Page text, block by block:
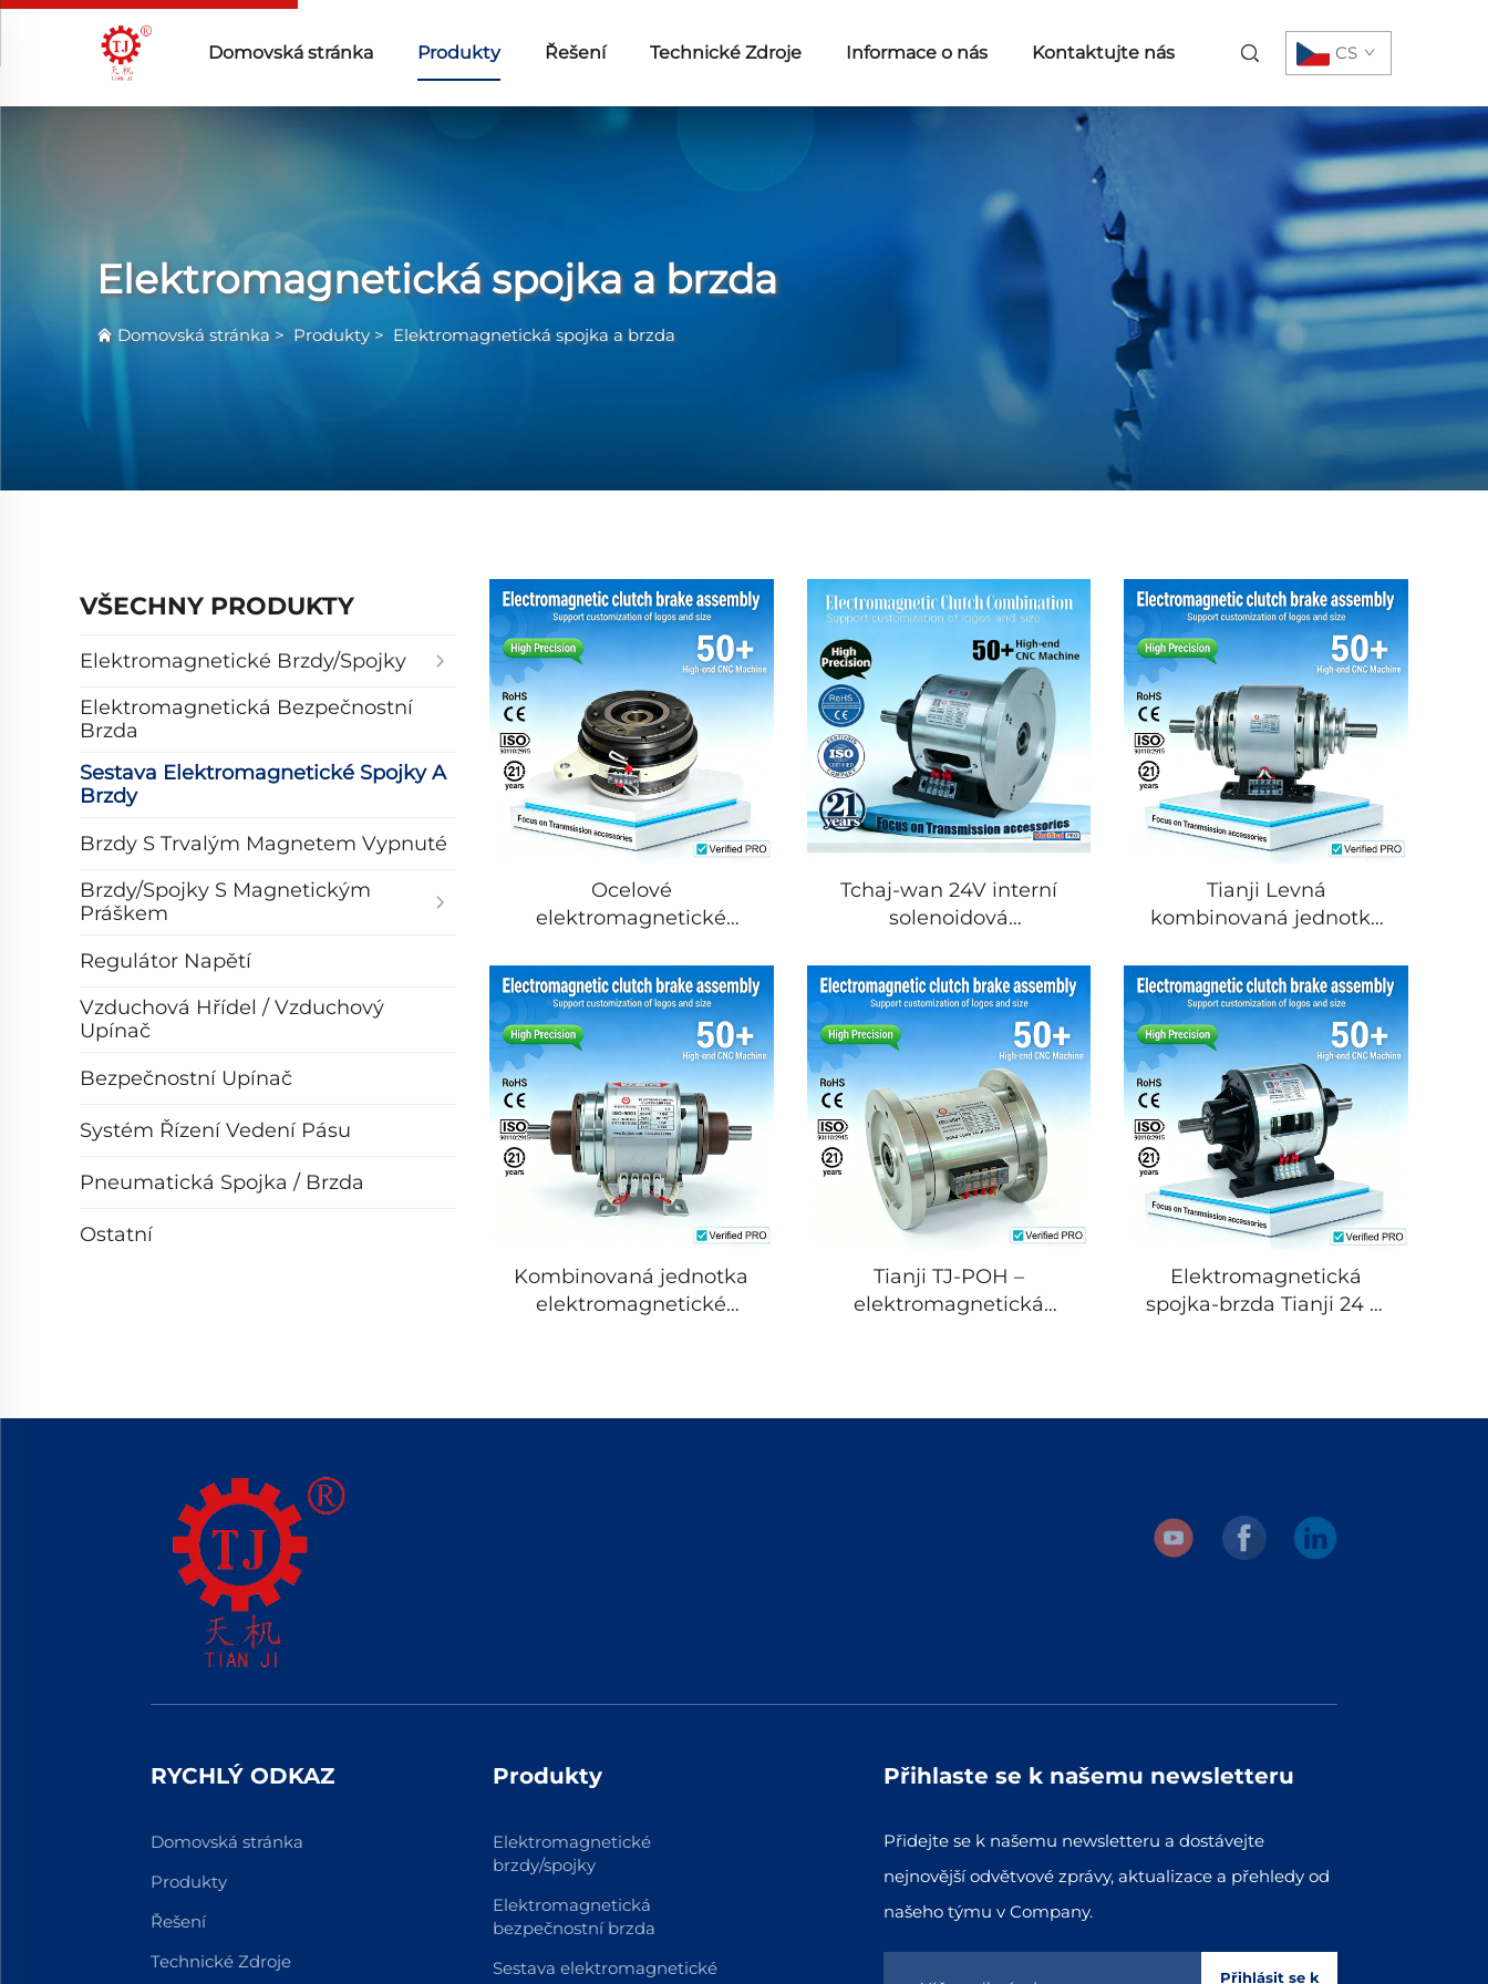
Domovská stránka Produkty Řešení Technické Zdroje Informace o nás Kontaktujte nás CS
Elektromagnetická spojka a brzda
Domovská stránka > Produkty > Elektromagnetická spojka a brzda
VŠECHNY PRODUKTY
Elektromagnetické Brzdy/spojky
Elektromagnetická Bezpečnostní
Brzda
Sestava Elektromagnetické Spojky A
Brzdy
Brzdy S Trvalým Magnetem Vypnuté
Brzdy/spojky S Magnetickým
Práškem
Regulátor Napětí
Vzduchová Hřídel / Vzduchový
Upínač
Bezpečnostní Upínač
Systém Řízení Vedení Pásu
Pneumatická Spojka / Brzda
Ostatní
Ocelové
elektromagnetické
V, značka Tianji, OEM pro
tiskové stroje a
kopírovací zařízení
Tchaj-wan 24V interní
solenoidová
spojková brzdová sestava
přizpůsobitelná vířivá
brzda, systém zpracování
potravin OEM
Tianji Levná
kombinovaná jednotka
spojky a brzdy 24 V DC s
vysokým točivým
momentem, certifikace
ISO/CE, 3000 ot./min. pro
textilní stroje
Kombinovaná jednotka
elektromagnetické
statický krouticí moment,
Tianji TJ-POH –
elektromagnetická
stejnosměrný proud 24 V,
Elektromagnetická
spojka-brzda Tianji 24 V,
RYCHLÝ ODKAZ
Domovská stránka
Produkty
Řešení
Technické Zdroje
Produkty
Elektromagnetické
brzdy/spojky
Elektromagnetická
bezpečnostní brzda
Sestava elektromagnetické
Přihlaste se k našemu newsletteru
Přidejte se k našemu newsletteru a dostávejte
nejnovější odvětvové zprávy, aktualizace a přehledy od
našeho týmu v Company.
Přihlásit se k